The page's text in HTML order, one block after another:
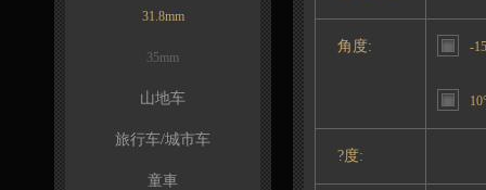
31.8mm
35mm
山地车
旅行车/城市车
童車
角度: -
?度: